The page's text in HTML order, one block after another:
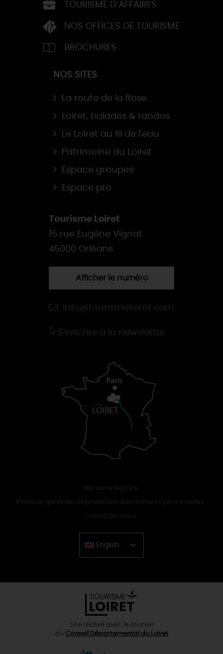
TOURISME D’AFFAIRES
NOS OFFICES DE TOURISME
BROCHURES
NOS SITES
La route de la Rose
Loiret, balades & randos
Le Loiret au fil de l'eau
Patrimoine du Loiret
Espace groupes
Espace pro
Tourisme Loiret
15 rue Eugène Vignat
45000 Orléans
Afficher le numéro
info@tourismeloiret.com
S'inscrire à la newsletter
Mentions légales
Politique générale de protection des données personnelles
Contactez-nous
English
Chinese
Site réalisé avec le soutien
du Conseil Départemental du Loiret